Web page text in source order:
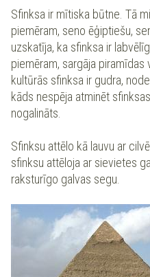
Sfinksa ir mītiska būtne. Tā
piemēram, seno ēģiptiešu,
uzskatīja, ka sfinksa ir
piemēram, sargāja
kultūrās sfinksa ir gudra,
kāds nespēja atminēt
nogalināts.
Sfinksu attēlo kā lauvu ar
sfinksu attēloja ar sievietes
raksturīgo galvas segu.